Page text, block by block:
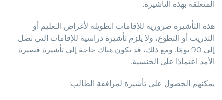
المتعلقة بهذه التأشيرة.
هذه التأشيرة ضرورية للإقامات الطويلة لأغراض التعليم أو
التدريب أو التطوع، ولا يلزم تأشيرة دراسية للإقامات التي تصل
إلى 90 يومًا. ومع ذلك، قد تكون هناك حاجة إلى تأشيرة قصيرة
الأمد اعتمادًا على الجنسية.
يمكنهم الحصول على تأشيرة لمرافقة الطالب: